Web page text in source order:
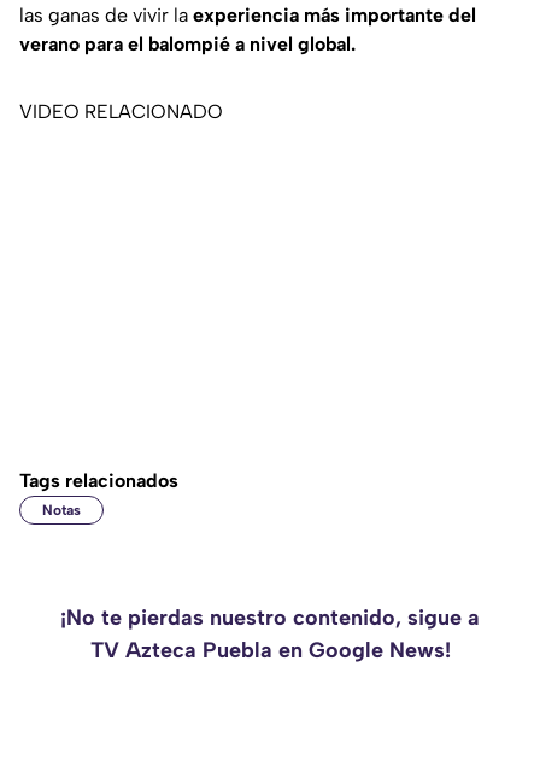
las ganas de vivir la experiencia más importante del
verano para el balompié a nivel global.
VIDEO RELACIONADO
Tags relacionados
Notas
¡No te pierdas nuestro contenido, sigue a
TV Azteca Puebla en Google News!